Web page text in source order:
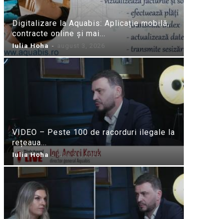
Digitalizare la Aquabis: Aplicație mobilă,
contracte online și mai...
Iulia Hoha - august 3, 2026
VIDEO – Peste 100 de racorduri ilegale la
rețeaua...
Iulia Hoha - iulie 31, 2026